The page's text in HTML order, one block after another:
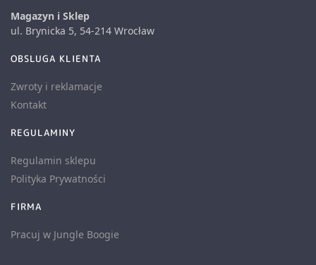
Magazyn i Sklep
ul. Brynicka 5, 54-214 Wrocław
OBSLUGA KLIENTA
Zwroty i reklamacje
Kontakt
REGULAMINY
Regulamin sklepu
Polityka Prywatności
FIRMA
Pracuj w Jungle Boogie